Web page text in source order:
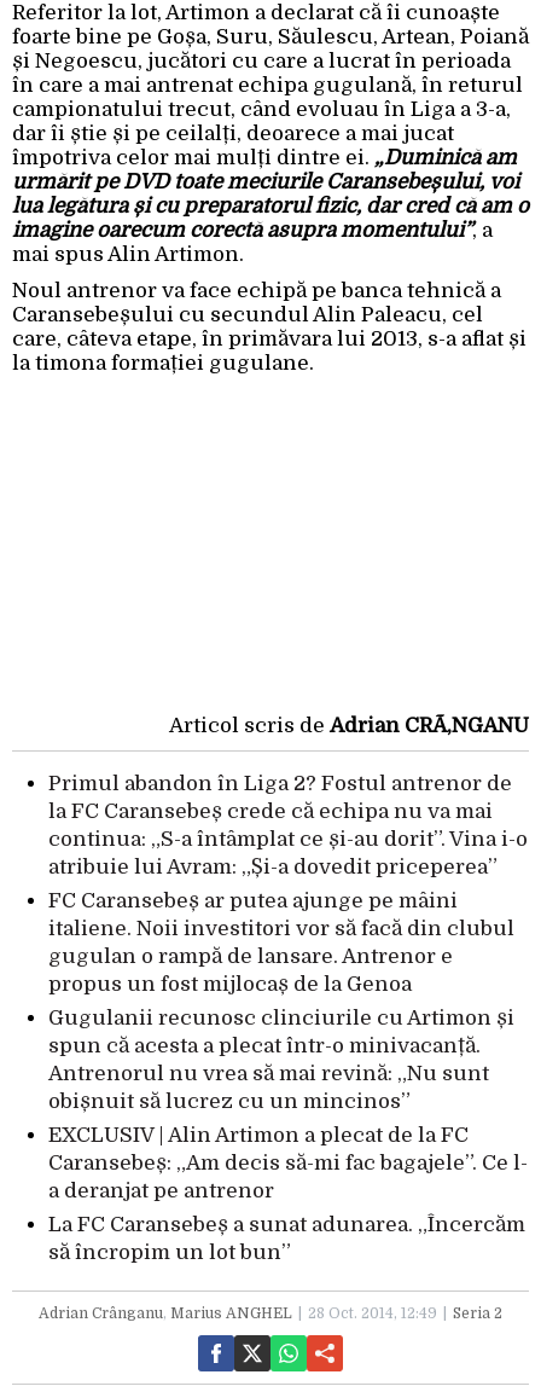
Referitor la lot, Artimon a declarat că îi cunoaște
foarte bine pe Goșa, Suru, Săulescu, Artean, Poiană
și Negoescu, jucători cu care a lucrat în perioada
în care a mai antrenat echipa gugulană, în returul
campionatului trecut, când evoluau în Liga a 3-a,
dar îi știe și pe ceilalți, deoarece a mai jucat
împotriva celor mai mulți dintre ei. „Duminică am
urmărit pe DVD toate meciurile Caransebeșului, voi
lua legătura și cu preparatorul fizic, dar cred că am o
imagine oarecum corectă asupra momentului”, a
mai spus Alin Artimon.
Noul antrenor va face echipă pe banca tehnică a
Caransebeșului cu secundul Alin Paleacu, cel
care, câteva etape, în primăvara lui 2013, s-a aflat și
la timona formației gugulane.
Articol scris deAdrian CRÃ‚NGANU
Primul abandon în Liga 2? Fostul antrenor de
la FC Caransebeș crede că echipa nu va mai
continua: „S-a întâmplat ce și-au dorit”. Vina i-o
atribuie lui Avram: „Și-a dovedit priceperea”
FC Caransebeș ar putea ajunge pe mâini
italiene. Noii investitori vor să facă din clubul
gugulan o rampă de lansare. Antrenor e
propus un fost mijlocaș de la Genoa
Gugulanii recunosc clinciurile cu Artimon și
spun că acesta a plecat într-o minivacanță.
Antrenorul nu vrea să mai revină: „Nu sunt
obișnuit să lucrez cu un mincinos”
EXCLUSIV | Alin Artimon a plecat de la FC
Caransebeș: „Am decis să-mi fac bagajele”. Ce l-
a deranjat pe antrenor
La FC Caransebeș a sunat adunarea. „Încercăm
să încropim un lot bun”
Adrian Crânganu, Marius ANGHEL 28 Oct. 2014, 12:49 Seria 2